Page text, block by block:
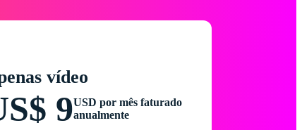
vídeo
9USD por mês faturado
anualmente